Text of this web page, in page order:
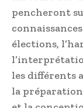
pencheront
élections,
les différents
la